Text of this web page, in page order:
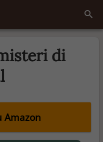
di
Amazon